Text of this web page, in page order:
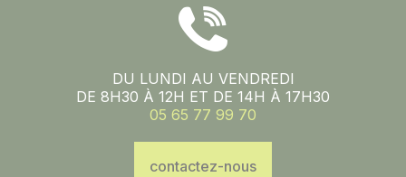
DU LUNDI AU VENDREDI
DE 8H30 À 12H ET DE 14H À 17H30
05 65 77 99 70
contactez-nous